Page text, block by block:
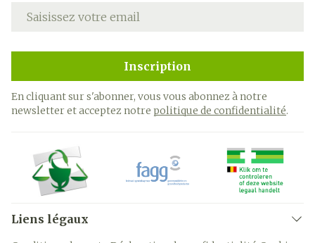
Adresse mail
Inscription
En cliquant sur s'abonner, vous vous abonnez à notre
newsletter et acceptez notre politique de confidentialité.
Liens légaux